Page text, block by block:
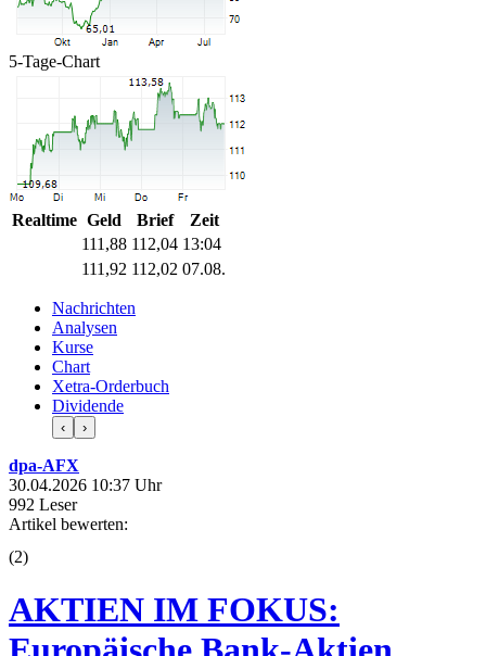
5-Tage-Chart
Realtime Geld Brief
Zeit
111,88 112,04 13:04
111,92 112,02 07.08.
Nachrichten
Analysen
Kurse
Chart
Xetra-Orderbuch
Dividende
‹ ›
dpa-AFX
30.04.2026 10:37 Uhr
992 Leser
Artikel bewerten:
(2)
AKTIEN IM FOKUS: